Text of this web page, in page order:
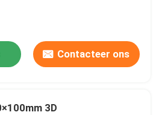
Contacteer ons
3D